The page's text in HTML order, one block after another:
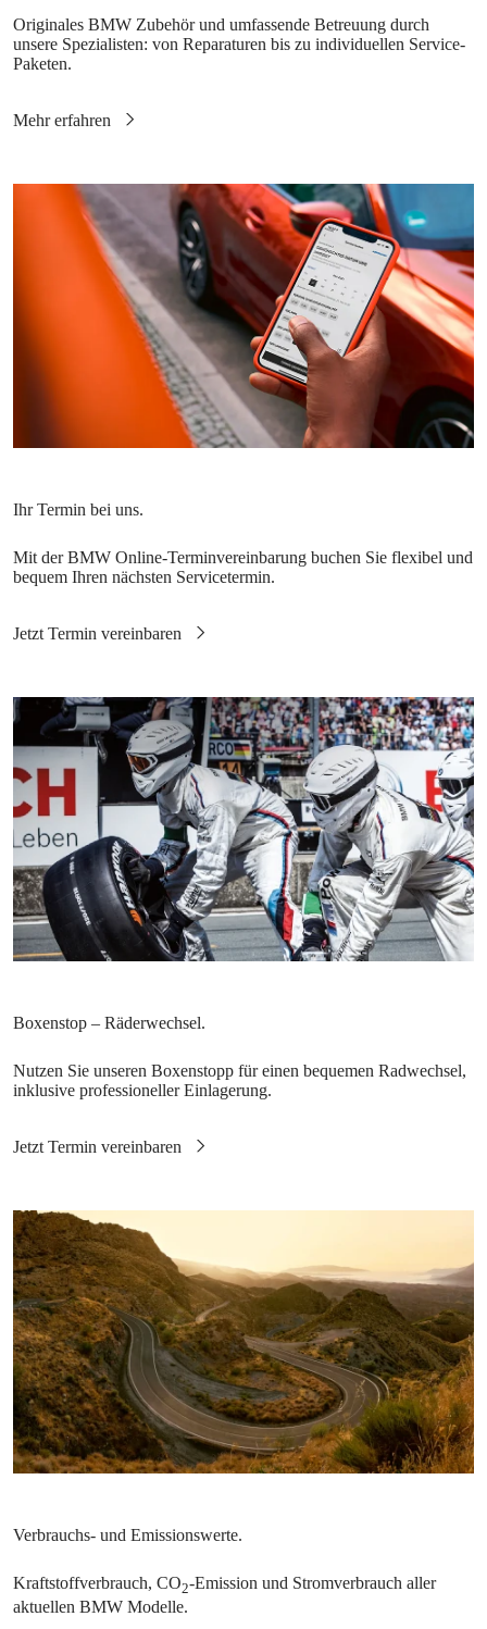
Originales BMW Zubehör und umfassende Betreuung durch
unsere Spezialisten: von Reparaturen bis zu individuellen Service-
Paketen.
Mit der BMW Online-Terminvereinbarung buchen Sie flexibel und
bequem Ihren nächsten Servicetermin.
Nutzen Sie unseren Boxenstopp für einen bequemen Radwechsel,
inklusive professioneller Einlagerung.
Kraftstoffverbrauch, CO2-Emission und Stromverbrauch aller
aktuellen BMW Modelle.